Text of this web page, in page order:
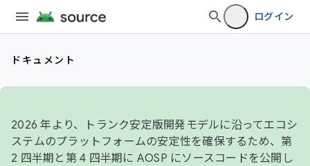
ログイン
ドキュメント
2026 年より、トランク安定版開発モデルに沿ってエコシ
ステムのプラットフォームの安定性を確保するため、第
2 四半期と第 4 四半期に AOSP にソースコードを公開し